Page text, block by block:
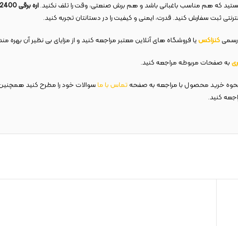
هستید که هم مناسب باغبانی باشد و هم برش صنعتی، وقت را تلف نکنید.اره برقی 2400 وات 40 سانت مدل 3924
ثبت سفارش کنید. قدرت، ایمنی و کیفیت را در دستانتان تجربه کنید.
رسمیکنزاکسیا فروشگاه های آنلاین معتبر مراجعه کنید و از مزایای بی نظیر آن بهره
به صفحات مربوطه مراجعه کنید.
خرید محصول با مراجعه به صفحهتماس با ماسوالات خود را مطرح کنید همچنین
کنید.